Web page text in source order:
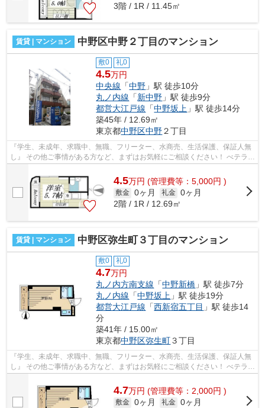
3階 / 1R / 11.45㎡
賃貸 | マンション 中野区中野２丁目のマンション
敷0 礼0
4.5万円
中央線 「中野 」駅 徒歩10分
丸ノ内線 「新中野 」駅 徒歩9分
都営大江戸線 「中野坂上 」駅 徒歩14分
築45年 / 12.69㎡
東京都中野区中野２丁目
『学生、未成年、求職中、無職、フリーター、水商売、生活保護、保証人無
し』 その他ご事情がある方など、まずはお気軽にご相談ください！ べテラン
スタッフが対応致しますのでご希望...
4.5万円 (管理費等：5,000円 )
敷金 0ヶ月 礼金 0ヶ月
2階 / 1R / 12.69㎡
賃貸 | マンション 中野区弥生町３丁目のマンション
敷0 礼0
4.7万円
丸ノ内方南支線 「中野新橋 」駅 徒歩7分
丸ノ内線 「中野坂上 」駅 徒歩19分
都営大江戸線 「西新宿五丁目 」駅 徒歩14
分
築41年 / 15.00㎡
東京都中野区弥生町３丁目
『学生、未成年、求職中、無職、フリーター、水商売、生活保護、保証人無
し』 その他ご事情がある方など、まずはお気軽にご相談ください！ べテラン
スタッフが対応致しますのでご希望...
4.7万円 (管理費等：2,000円 )
敷金 0ヶ月 礼金 0ヶ月